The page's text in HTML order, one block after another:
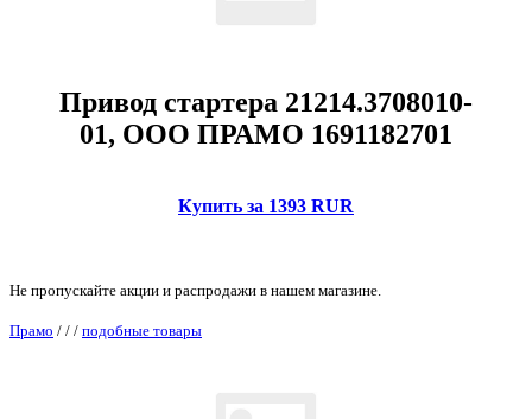
Привод стартера 21214.3708010-
01, ООО ПРАМО 1691182701
Купить за 1393 RUR
Не пропускайте акции и распродажи в нашем магазине.
Прамо / / / подобные товары